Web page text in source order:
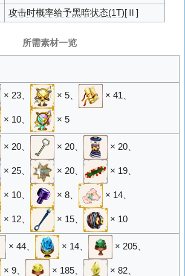
攻击时概率给予黑暗状态(1T)[Ⅱ]
所需素材一览
× 23、 × 5、 × 41
× 10、 × 5
× 20、 × 20、 × 20、
× 25、 × 20、 × 19、
× 10、 × 8、 × 14、
× 12、 × 15、 × 10
× 44、 × 14、 × 205、
× 9、 × 185、 × 82、